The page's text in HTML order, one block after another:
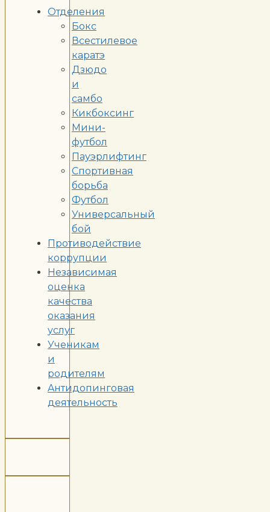
Отделения
Бокс
Всестилевое
каратэ
Дзюдо
и
самбо
Кикбоксинг
Мини-
футбол
Пауэрлифтинг
Спортивная
борьба
Футбол
Универсальный
бой
Противодействие
коррупции
Независимая
оценка
качества
оказания
услуг
Ученикам
и
родителям
Aнтидопинговая
деятельность